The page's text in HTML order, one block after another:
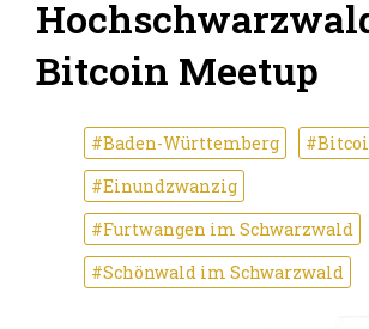
Bitcoin Meetup
#Baden-Württemberg
#Einundzwanzig
#Furtwangen im Schwarzwald
#Schönwald im Schwarzwald